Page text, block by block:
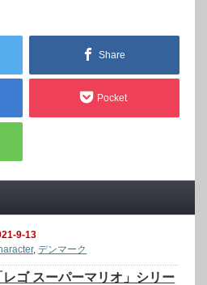
Share
Pocket
9-13
,デンマーク
レゴ スーパーマリオ」シリー